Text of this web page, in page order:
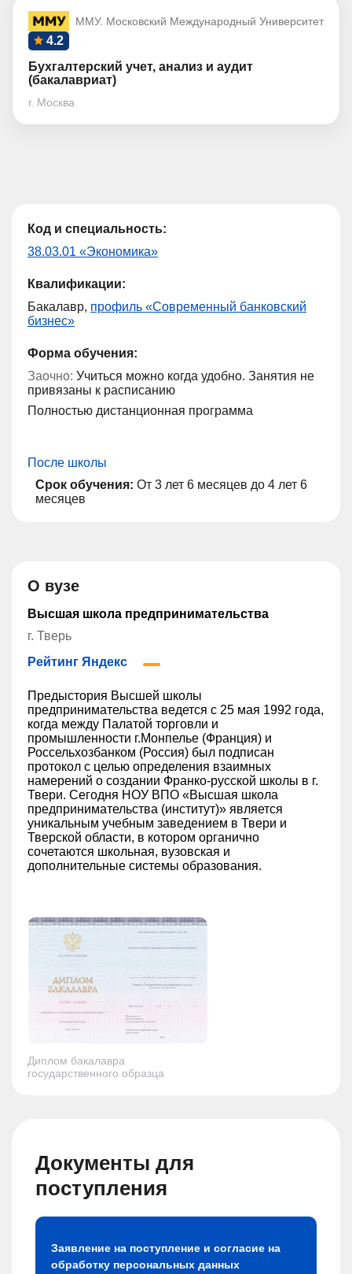
ММУ. Московский Международный Университет
4.2
Бухгалтерский учет, анализ и аудит
(бакалавриат)
г. Москва
Код и специальность:
38.03.01 «Экономика»
Квалификации:
Бакалавр, профиль «Современный банковский
бизнес»
Форма обучения:
Заочно: Учиться можно когда удобно. Занятия не
привязаны к расписанию
Полностью дистанционная программа
После школы
Срок обучения: От 3 лет 6 месяцев до 4 лет 6
месяцев
О вузе
Высшая школа предпринимательства
г. Тверь
Рейтинг Яндекс
Предыстория Высшей школы
предпринимательства ведется с 25 мая 1992 года,
когда между Палатой торговли и
промышленности г.Монпелье (Франция) и
Россельхозбанком (Россия) был подписан
протокол с целью определения взаимных
намерений о создании Франко-русской школы в г.
Твери. Сегодня НОУ ВПО «Высшая школа
предпринимательства (институт)» является
уникальным учебным заведением в Твери и
Тверской области, в котором органично
сочетаются школьная, вузовская и
дополнительные системы образования.
Диплом бакалавра
государственного образца
Документы для
поступления
Заявление на поступление и согласие на
обработку персональных данных